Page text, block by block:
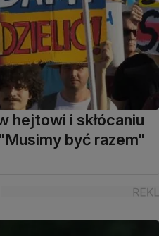
hejtowi i skłócaniu
być razem"